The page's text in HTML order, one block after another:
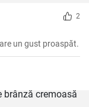
2
un gust proaspăt.